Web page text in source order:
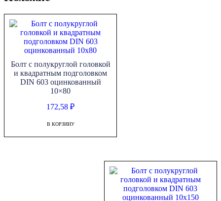
Болт с полукруглой головкой
и квадратным подголовком
DIN 603 оцинкованный
10×80
172,58₽
В КОРЗИНУ